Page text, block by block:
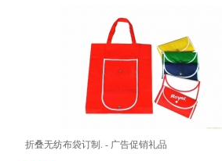
折叠无纺布袋订制. - 广告促销礼品